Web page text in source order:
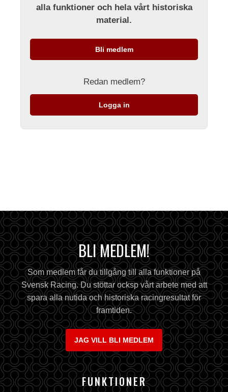
alla funktioner och hela vårt historiska
material.
Bli medlem
Redan medlem?
Logga in
BLI MEDLEM!
Som medlem får du tillgång till alla funktioner på
Svensk Racing. Du stöttar ocksp vårt arbete med att
spara alla nutida och historiska racingresultat för
framtiden.
JAG VILL BLI MEDLEM
FUNKTIONER